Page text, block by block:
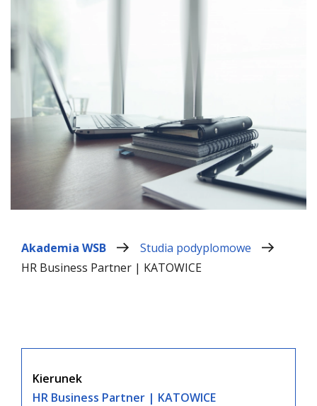
Akademia WSB
Studia podyplomowe
HR Business Partner | KATOWICE
Kierunek
HR Business Partner | KATOWICE